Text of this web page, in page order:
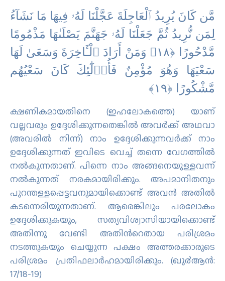
مَّن كَانَ يُرِيدُ ٱلْعَاجِلَةَ عَجَّلْنَا لَهُۥ فِيهَا مَا نَشَآءُ
لِمَن نُّرِيدُ ثُمَّ جَعَلْنَا لَهُۥ جَهَنَّمَ يَصْلَىٰهَا مَذْمُومًا
مَّدْحُورًا ‎﴿١٨﴾‏ وَمَنْ أَرَادَ ٱلْـَٔاخِرَةَ وَسَعَىٰ لَهَا
سَعْيَهَا وَهُوَ مُؤْمِنٌ فَأُو۟لَٰٓئِكَ كَانَ سَعْيُهُم
مَّشْكُورًا ‎﴿١٩﴾
ക്ഷണികമായതിനെ (ഇഹലോകത്തെ) യാണ്
വല്ലവരും ഉദ്ദേശിക്കുന്നതെങ്കില്‍ അവര്‍ക്ക് അഥവാ
(അവരില്‍ നിന്ന്‌) നാം ഉദ്ദേശിക്കുന്നവര്‍ക്ക് നാം
ഉദ്ദേശിക്കുന്നത് ഇവിടെ വെച്ച് തന്നെ വേഗത്തില്‍
നല്‍കുന്നതാണ്‌. പിന്നെ നാം അങ്ങനെയുള്ളവന്ന്
നല്‍കുന്നത് നരകമായിരിക്കും. അപമാനിതനും
പുറന്തള്ളപ്പെട്ടവനുമായിക്കൊണ്ട് അവന്‍ അതില്‍
കടന്നെരിയുന്നതാണ്‌. ആരെങ്കിലും പരലോകം
ഉദ്ദേശിക്കുകയും, സത്യവിശ്വാസിയായിക്കൊണ്ട്
അതിന്നു വേണ്ടി അതിന്‍റെതായ പരിശ്രമം
നടത്തുകയും ചെയ്യുന്ന പക്ഷം അത്തരക്കാരുടെ
പരിശ്രമം പ്രതിഫലാര്‍ഹമായിരിക്കും. (ഖു൪ആന്‍:
17/18-19)